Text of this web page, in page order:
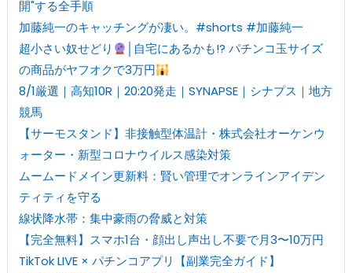
開"する全手順
加藤純一のキャッチングが凄い。#shorts #加藤純一
超小さい奴せどり
│自宅にあるかも!? パチンコ玉サイズ
の商品がヤフオクで3万円
8/1厳選｜高知10R｜20:20発走｜SYNAPSE｜シナプス｜地方
競馬
【サーモスタンド】非接触型体温計・株式会社オーケンウ
ォーター・新型コロナウイルス感染対策
ムームードメイン更新料：賢い管理でオンラインアイデン
ティティを守る
線状降水帯：集中豪雨の脅威と対策
【完全無料】スマホ1台・顔出し声出し不要で月3〜10万円
TikTok LIVE × パチンコアプリ【副業完全ガイド】